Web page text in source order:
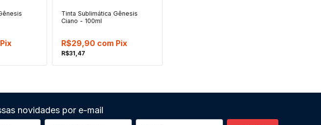
Pix
Tinta Sublimática Gênesis
Ciano - 100ml
R$31,47
R$29,90 com Pix
novidades por e-mail